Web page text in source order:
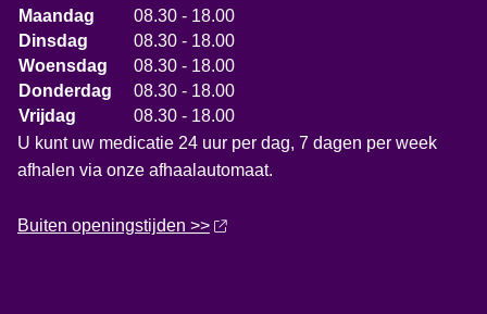
Maandag
08.30 - 18.00
Dinsdag
08.30 - 18.00
Woensdag
08.30 - 18.00
Donderdag
08.30 - 18.00
Vrijdag
08.30 - 18.00
U kunt uw medicatie 24 uur per dag, 7 dagen per week
afhalen via onze afhaalautomaat.
Buiten openingstijden >>